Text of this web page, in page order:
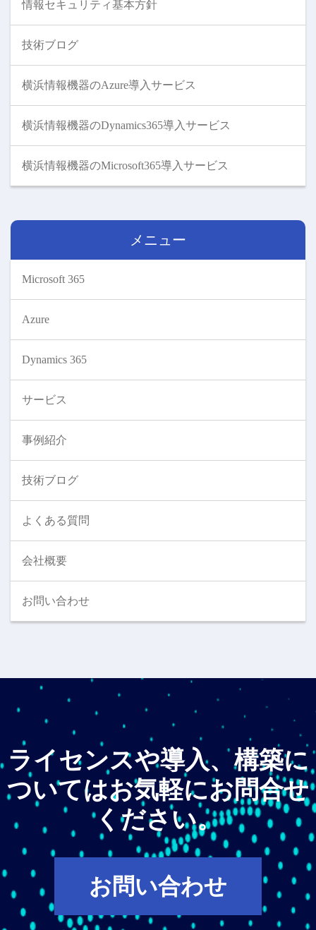
情報セキュリティ基本方針
技術ブログ
横浜情報機器のAzure導入サービス
横浜情報機器のDynamics365導入サービス
横浜情報機器のMicrosoft365導入サービス
メニュー
Microsoft 365
Azure
Dynamics 365
サービス
事例紹介
技術ブログ
よくある質問
会社概要
お問い合わせ
ライセンスや導入、構築に
ついてはお気軽にお問合せ
ください。
お問い合わせ